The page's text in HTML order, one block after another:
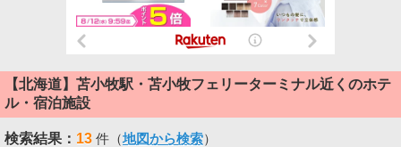
【北海道】苫小牧駅・苫小牧フェリーターミナル近くのホテ
ル・宿泊施設
検索結果： 13 件（地図から検索）